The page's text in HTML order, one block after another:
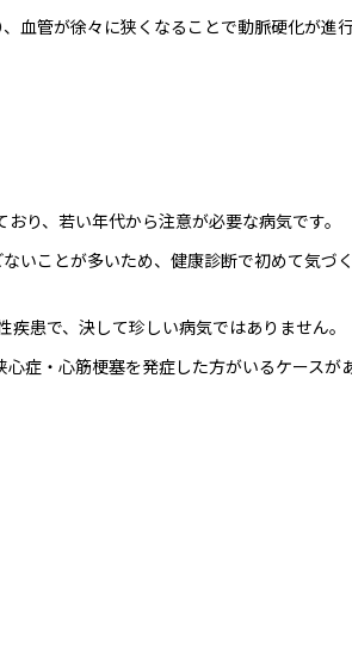
血管が徐々に狭くなることで動脈硬化が進
り、若い年代から注意が必要な病気です。
いことが多いため、健康診断で初めて気づ
患で、決して珍しい病気ではありません。
症・心筋梗塞を発症した方がいるケースが